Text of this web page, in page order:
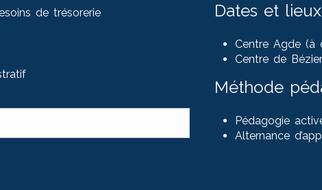
de trésorerie
Dates et lieux
Centre Agde (à
Centre de
Méthode
Pédagogie
Alternance